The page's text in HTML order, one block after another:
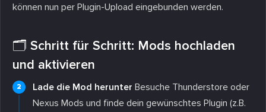
können nun per Plugin-Upload eingebunden werden.
🗂️ Schritt für Schritt: Mods hochladen
und aktivieren
Lade die Mod herunter Besuche Thunderstore oder
Nexus Mods und finde dein gewünschtes Plugin (z.B.